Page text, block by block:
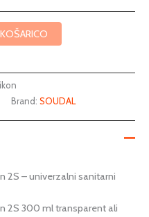
Brand: SOUDAL
2S – univerzalni sanitarni
2S 300 ml transparent ali